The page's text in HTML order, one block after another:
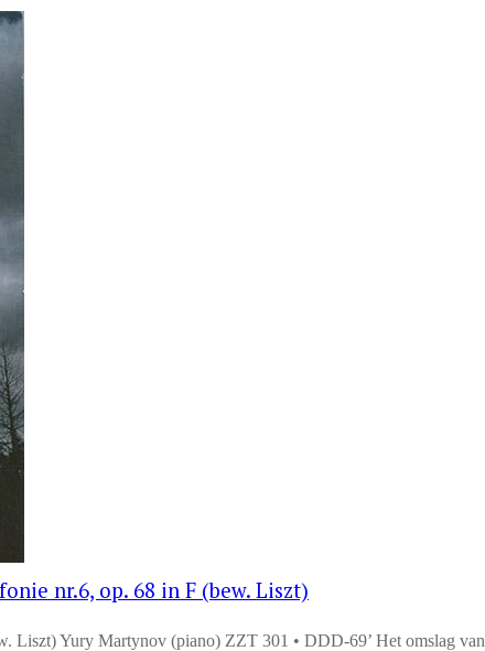
nr.6, op. 68 in F (bew. Liszt)
Yury Martynov (piano) ZZT 301 • DDD-69’ Het omslag van